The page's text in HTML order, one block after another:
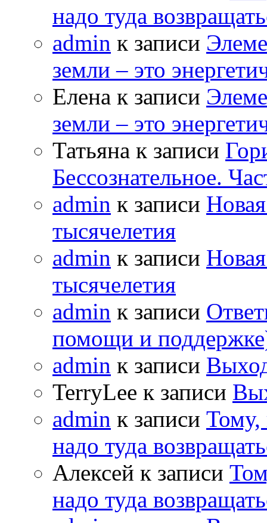
надо туда
admin к записи
земли – это
Елена к записи
земли – это
Татьяна к записи
Бессознательное.
admin к записи
тысячелетия
admin к записи
тысячелетия
admin к записи
помощи и
admin к записи
TerryLee к записи
admin к записи Тому,
надо туда
Алексей к записи
надо туда